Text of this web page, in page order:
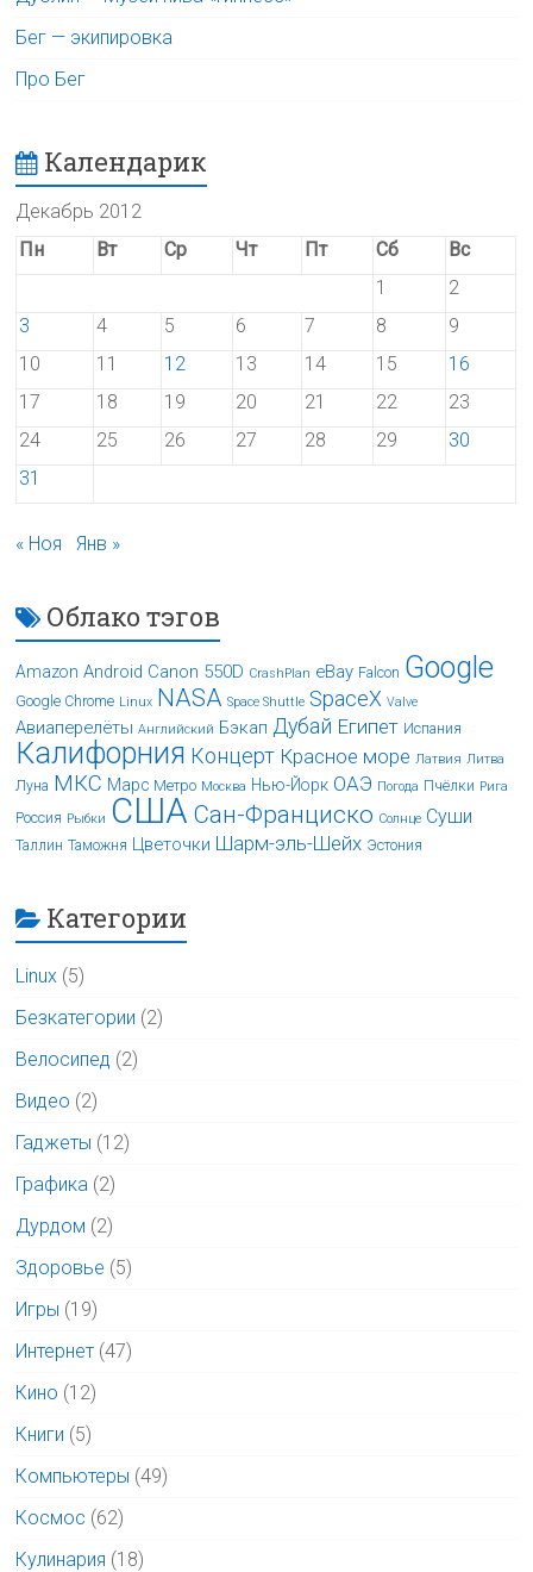
Бег — экипировка
Про Бег
Календарик
Декабрь 2012
Пн
Вт Ср Чт Пт Сб
Вс
1
2
3
4 5 6 7 8
9
10
11 12 13 14 15
16
17
18 19 20 21 22
23
24
25 26 27 28 29
30
31
« Ноя Янв »
Облако тэгов
Amazon Android Canon 550D CrashPlan eBay Falcon Google
Google Chrome Linux NASA Space Shuttle SpaceX Valve
Авиаперелёты Английский Бэкап Дубай Египет Испания
Калифорния Концерт Красное море Латвия Литва
Луна МКС Марс Метро Москва Нью-Йорк ОАЭ Погода Пчёлки Рига
Россия Рыбки США Сан-Франциско Солнце Суши
Таллин Таможня Цветочки Шарм-эль-Шейх Эстония
Категории
Linux (5)
Безкатегории (2)
Велосипед (2)
Видео (2)
Гаджеты (12)
Графика (2)
Дурдом (2)
Здоровье (5)
Игры (19)
Интернет (47)
Кино (12)
Книги (5)
Компьютеры (49)
Космос (62)
Кулинария (18)